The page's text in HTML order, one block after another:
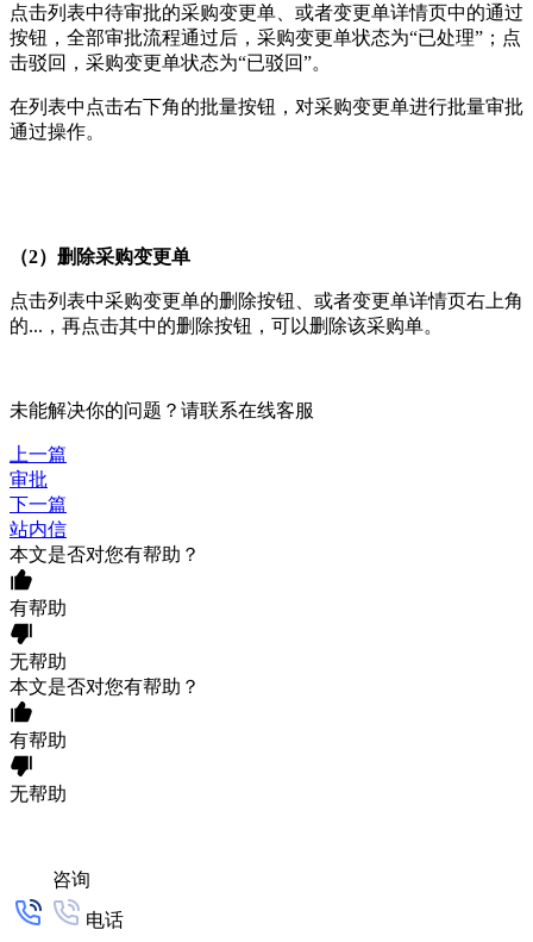
点击列表中待审批的采购变更单、或者变更单详情页中的通过
按钮，全部审批流程通过后，采购变更单状态为“已处理”；点
击驳回，采购变更单状态为“已驳回”。
在列表中点击右下角的批量按钮，对采购变更单进行批量审批
通过操作。
（2）删除采购变更单
点击列表中采购变更单的删除按钮、或者变更单详情页右上角
的...，再点击其中的删除按钮，可以删除该采购单。
未能解决你的问题？请联系在线客服
上一篇
审批
下一篇
站内信
本文是否对您有帮助？
有帮助
无帮助
本文是否对您有帮助？
有帮助
无帮助
咨询
电话